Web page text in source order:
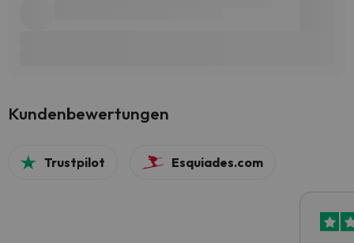
Kundenbewertungen
Trustpilot Esquiades.com